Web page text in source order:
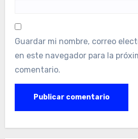
Guardar mi nombre, correo
en este navegador para la
comentario.